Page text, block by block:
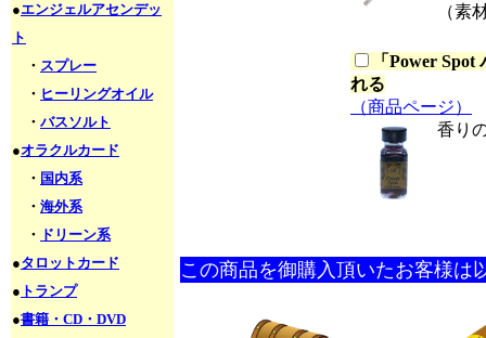
●エンジェルアセンデッ
ト
・ スプレー
・ ヒーリングオイル
・ バスソルト
●オラクルカード
・ 国内系
・ 海外系
・ ドリーン系
●タロットカード
● トランプ
●書籍・CD・DVD
（素
「 Power Spot
れる
（商品ページ）
香り
この商品を御購入頂いたお客様は